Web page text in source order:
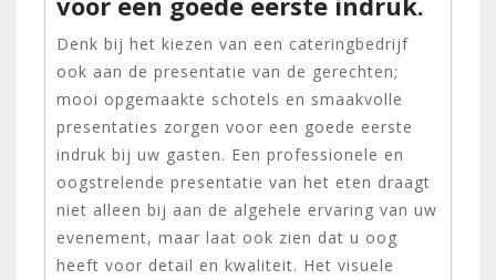
Denk bij het kiezen van een cateringbedrijf
ook aan de presentatie van de gerechten;
mooi opgemaakte schotels en smaakvolle
presentaties zorgen voor een goede eerste
indruk bij uw gasten. Een professionele en
oogstrelende presentatie van het eten draagt
niet alleen bij aan de algehele ervaring van uw
evenement, maar laat ook zien dat u oog
heeft voor detail en kwaliteit. Het visuele